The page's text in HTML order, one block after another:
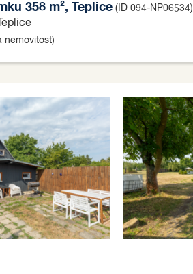
358 m², Teplice (ID 094-NP06534)
nemovitost)